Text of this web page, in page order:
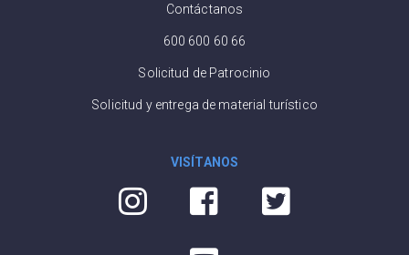
Contáctanos
600 600 60 66
Solicitud de Patrocinio
Solicitud y entrega de material turístico
VISÍTANOS